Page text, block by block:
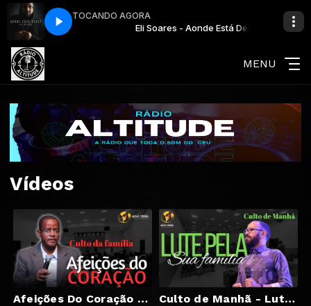
TOCANDO AGORA
Está Deus Eli Soares - Aonde Está Deus
MENU
Vídeos
Afeições Do Coração / Culto De Santa Ceita / Edilson Nascimento Culto de Manhã - Lute Pela Sua família - Pr Humberto Silva